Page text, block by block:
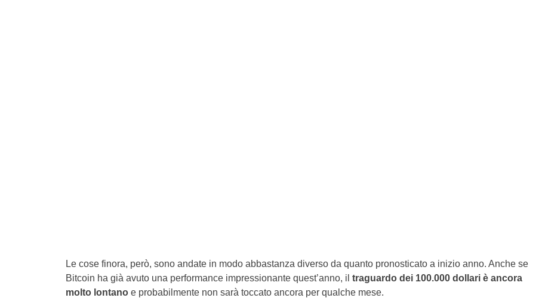
Le cose finora, però, sono andate in modo abbastanza diverso da quanto pronosticato a inizio anno. Anche se
Bitcoin ha già avuto una performance impressionante quest’anno, il traguardo dei 100.000 dollari è ancora
molto lontanoe probabilmente non sarà toccato ancora per qualche mese.